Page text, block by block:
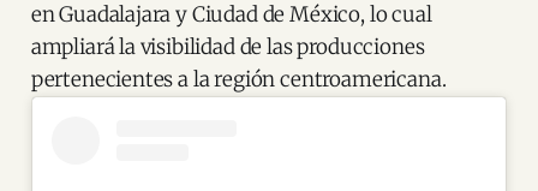
en Guadalajara y Ciudad de México, lo cual
ampliará la visibilidad de las producciones
pertenecientes a la región centroamericana.